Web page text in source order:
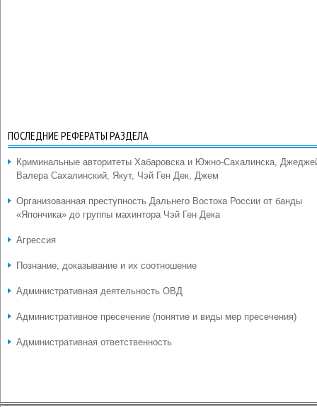
ПОСЛЕДНИЕ РЕФЕРАТЫ РАЗДЕЛА
Криминальные авторитеты Хабаровска и Южно-Сахалинска,
Валера Сахалинский, Якут, Чэй Ген Дек, Джем
Организованная преступность Дальнего Востока России от банды
«Япончика» до группы махинтора Чэй Ген Дека
Агрессия
Познание, доказывание и их соотношение
Административная деятельность ОВД
Административное пресечение (понятие и виды мер пресечения)
Административная ответственность